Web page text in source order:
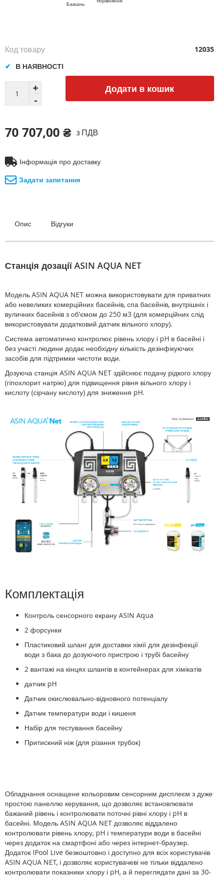
Бажань
Додати в кошик
70 707,00 ₴ з ПДВ
В НАЯВНОСТІ
Код товару 12035
Інформація про доставку
Задати запитання
Опис Відгуки
Станція дозації ASIN AQUA NET
Модель ASIN AQUA NET можна використовувати для приватних
або невеликих комерційних басейнів, спа басейнів, внутрішніх і
вуличних басейнів з об'ємом до 250 м3 (для комерційних слід
використовувати додатковий датчик вільного хлору).
Система автоматично контролює рівень хлору і pH в басейні і
без участі людини додає необхідну кількість дезінфікуючих
засобів для підтримки чистоти води.
Дозуюча станція ASIN AQUA NET здійснює подачу рідкого хлору
(гіпохлорит натрію) для підвищення рівня вільного хлору і
кислоту (сірчану кислоту) для зниження pH.
Комплектація
Контроль сенсорного екрану ASIN Aqua
2 форсунки
Пластиковий шланг для доставки хімії для дезінфекції
води з бака до дозуючого пристрою і трубі басейну
2 вантажі на кінцях шлангів в контейнерах для хімікатів
датчик pH
Датчик окислювально-відновного потенціалу
Датчик температури води і кишеня
Набір для тестування басейну
Притискний ніж (для різання трубок)
Обладнання оснащене кольоровим сенсорним дисплеєм з дуже
простою панеллю керування, що дозволяє встановлювати
бажаний рівень і контролювати поточні рівні хлору і pH в
басейні. Модель ASIN AQUA NET дозволяє віддалено
контролювати рівень хлору, pH і температури води в басейні
через додаток на смартфоні або через інтернет-браузер.
Додаток IPool Live безкоштовно і доступно для всіх користувачів
ASIN AQUA NET, і дозволяє користувачеві не тільки віддалено
контролювати показники хлору і pH, а й переглядати дані за 30-